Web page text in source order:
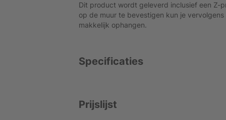
Dit product wordt geleverd inclusief een Z-
op de muur te bevestigen kun je
makkelijk ophangen.
Specificaties
Prijslijst